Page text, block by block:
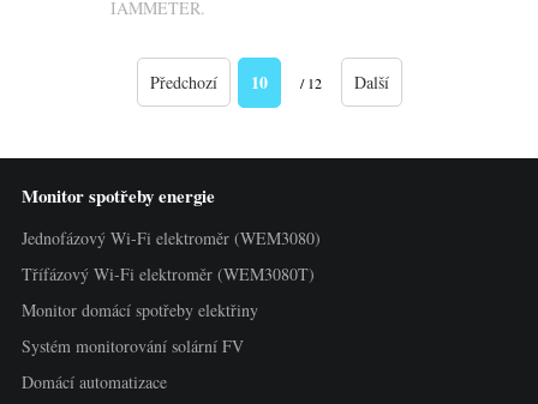
IAMMETER.
Předchozí 10 / 12 Další
Monitor spotřeby energie
Jednofázový Wi-Fi elektroměr (WEM3080)
Třífázový Wi-Fi elektroměr (WEM3080T)
Monitor domácí spotřeby elektřiny
Systém monitorování solární FV
Domácí automatizace